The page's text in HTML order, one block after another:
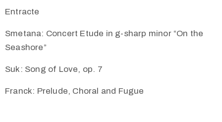
Entracte
Smetana: Concert Etude in g-sharp minor “On the
Seashore”
Suk: Song of Love, op. 7
Franck: Prelude, Choral and Fugue